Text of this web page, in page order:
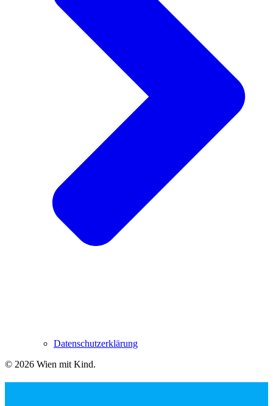
Datenschutzerklärung
© 2026 Wien mit Kind.